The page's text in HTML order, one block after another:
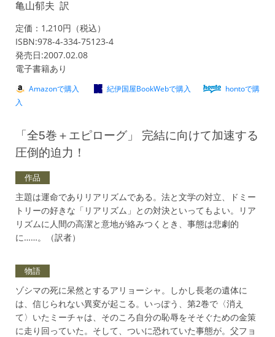
亀山郁夫 訳
定価：1,210円（税込）
ISBN:978-4-334-75123-4
発売日:2007.02.08
電子書籍あり
Amazonで購入 紀伊国屋BookWebで購入
hontoで購
入
「全5巻＋エピローグ」 完結に向けて加速する
圧倒的迫力！
作品
主題は運命でありリアリズムである。法と文学の対立、ドミー
トリーの好きな「リアリズム」との対決といってもよい。リア
リズムに人間の高潔と意地が絡みつくとき、事態は悲劇的
に……。（訳者）
物語
ゾシマの死に呆然とするアリョーシャ。しかし長老の遺体に
は、信じられない異変が起こる。いっぽう、第2巻で〈消え
て〉いたミーチャは、そのころ自分の恥辱をそそぐための金策
に走り回っていた。そして、ついに恐れていた事態が。父フョ